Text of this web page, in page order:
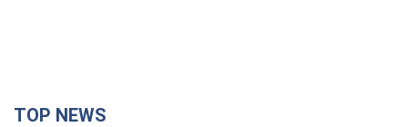
TOP NEWS